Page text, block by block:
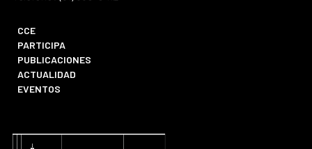
CCE
PARTICIPA
PUBLICACIONES
ACTUALIDAD
EVENTOS